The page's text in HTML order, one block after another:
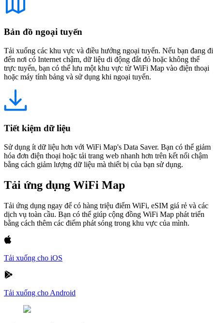
Bản đồ ngoại tuyến
Tải xuống các khu vực và điều hướng ngoại tuyến. Nếu bạn đang đi
đến nơi có Internet chậm, dữ liệu di động đắt đỏ hoặc không thể
trực tuyến, bạn có thể lưu một khu vực từ WiFi Map vào điện thoại
hoặc máy tính bảng và sử dụng khi ngoại tuyến.
Tiết kiệm dữ liệu
Sử dụng ít dữ liệu hơn với WiFi Map's Data Saver. Bạn có thể giảm
hóa đơn điện thoại hoặc tải trang web nhanh hơn trên kết nối chậm
bằng cách giảm lượng dữ liệu mà thiết bị của bạn sử dụng.
Tải ứng dụng WiFi Map
Tải ứng dụng ngay để có hàng triệu điểm WiFi, eSIM giá rẻ và các
dịch vụ toàn cầu. Bạn có thể giúp cộng đồng WiFi Map phát triển
bằng cách thêm các điểm phát sóng trong khu vực của mình.
Tải xuống cho iOS
Tải xuống cho Android